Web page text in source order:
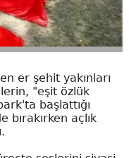
er şehit yakınları
"eşit özlük
başlattığı
açlık